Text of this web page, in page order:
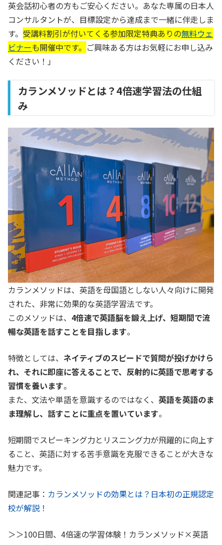
英会話初心者の方もご安心ください。あなた専属の日本人
コンサルタントが、目標設定から達成まで一緒に伴走しま
す。 受講料割引が付いてくる参加限定特典ありの無料ウェ
ビナーも開催中です。 ご興味ある方はお気軽にお申し込み
ください！」
カランメソッドとは？4倍速学習法の仕組
み
カランメソッドは、英語を母国語としない人々向けに開発
された、非常に効果的な英語学習法です。
このメソッドは、 4倍速で英語脳を鍛え上げ、短期間で流
暢な英語を話すことを目指します。
特徴としては、 ネイティブのスピードで質問が投げかけら
れ、それに即座に答えることで、反射的に英語で思考する
習慣を養います。
また、文法や単語を意識するのではなく、 英語を英語のま
ま理解し、話すことに重点を置いています。
短期間でスピーキング力とリスニング力が飛躍的に向上す
ること、英語に対する苦手意識を克服できることが大きな
魅力です。
関連記事： カランメソッドの効果とは？日本初の正規認定
校が解説！
＞＞100日間、4倍速の学習体験！カランメソッド×英語